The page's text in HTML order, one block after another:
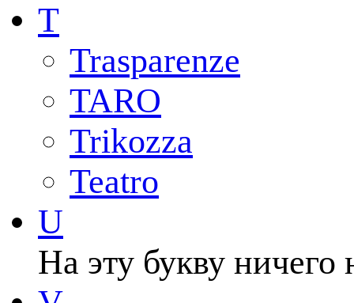
T
Trasparenze
TARO
Trikozza
Teatro
U
На эту букву ничего